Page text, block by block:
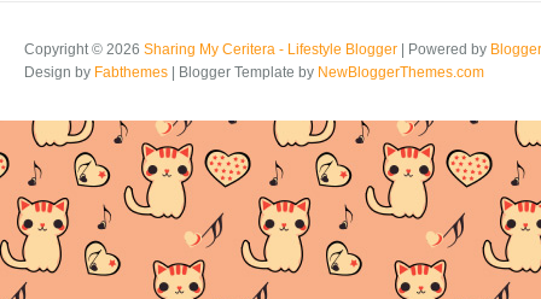
Copyright © 2026 Sharing My Ceritera - Lifestyle Blogger | Powered by Blogger
Design by Fabthemes | Blogger Template by NewBloggerThemes.com